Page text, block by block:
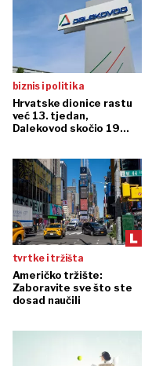
biznis i politika
Hrvatske dionice rastu
već 13. tjedan,
Dalekovod skočio 19
tvrtke i tržišta
Američko tržište:
Zaboravite sve što ste
dosad naučili